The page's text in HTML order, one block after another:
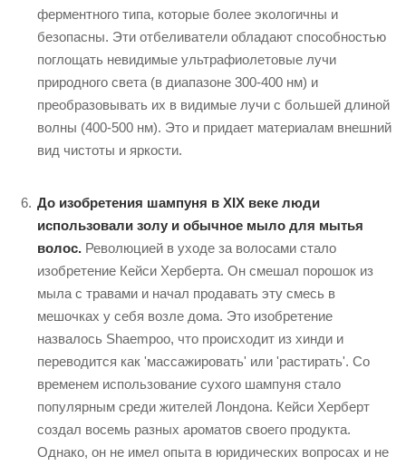
ферментного типа, которые более экологичны и
безопасны. Эти отбеливатели обладают способностью
поглощать невидимые ультрафиолетовые лучи
природного света (в диапазоне 300-400 нм) и
преобразовывать их в видимые лучи с большей длиной
волны (400-500 нм). Это и придает материалам внешний
вид чистоты и яркости.
До изобретения шампуня в XIX веке люди
использовали золу и обычное мыло для мытья
волос. Революцией в уходе за волосами стало
изобретение Кейси Херберта. Он смешал порошок из
мыла с травами и начал продавать эту смесь в
мешочках у себя возле дома. Это изобретение
назвалось Shaempoo, что происходит из хинди и
переводится как 'массажировать' или 'растирать'. Со
временем использование сухого шампуня стало
популярным среди жителей Лондона. Кейси Херберт
создал восемь разных ароматов своего продукта.
Однако, он не имел опыта в юридических вопросах и не